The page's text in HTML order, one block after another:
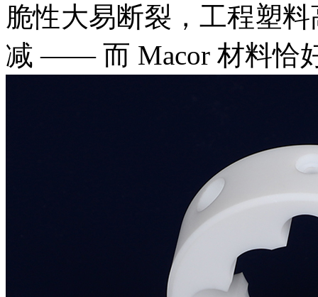
脆性大易断裂，工程塑
减 —— 而 Macor 材料恰